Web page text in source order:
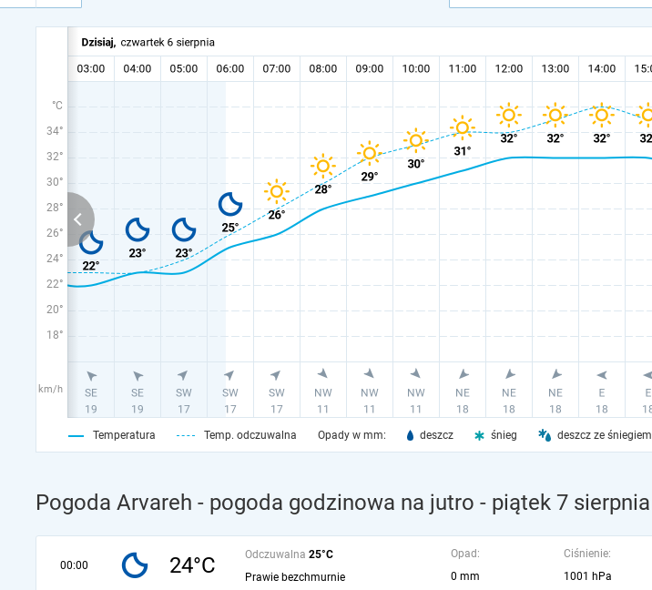
°C
34°
32°
30°
28°
26°
24°
22°
20°
18°
km/h
Temperatura Temp. odczuwalna Opady w mm: deszcz śnieg deszcz ze śniegiem
Pogoda Arvareh - pogoda godzinowa na jutro - piątek 7 sierpnia
00:00 24°C Odczuwalna 25°C
Prawie bezchmurnie
Opad:
0 mm
Ciśnienie:
1001 hPa